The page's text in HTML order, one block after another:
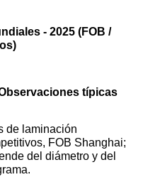
- 2025 (FOB /
típicas
de laminación
FOB Shanghai;
del diámetro y del